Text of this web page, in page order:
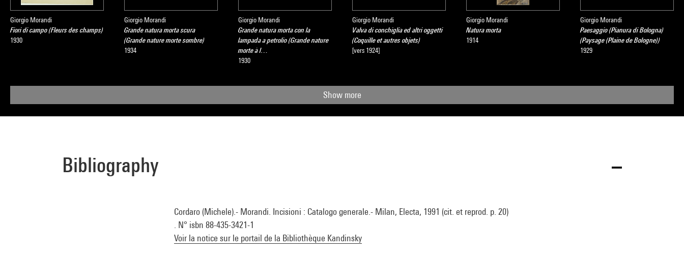
Giorgio Morandi
Fiori di campo (Fleurs des champs)
1930
Giorgio Morandi
Grande natura morta scura
(Grande nature morte sombre)
1934
Giorgio Morandi
Grande natura morta con la
lampada a petrolio (Grande nature
morte à l…
1930
Giorgio Morandi
Valva di conchiglia ed altri oggetti
(Coquille et autres objets)
[vers 1924]
Giorgio Morandi
Natura morta
1914
Giorgio Morandi
Paesaggio (Pianura di Bologna)
(Paysage (Plaine de Bologne))
1929
Show more
Bibliography
Cordaro (Michele).- Morandi. Incisioni : Catalogo generale.- Milan, Electa, 1991 (cit. et reprod. p. 20)
. N° isbn 88-435-3421-1
Voir la notice sur le portail de la Bibliothèque Kandinsky